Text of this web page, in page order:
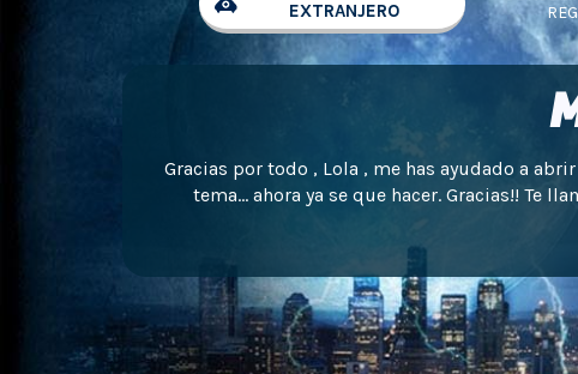
EXTRANJERO
Gracias por todo , Lola , me has ayudado a
tema… ahora ya se que hacer. Gracias!! Te